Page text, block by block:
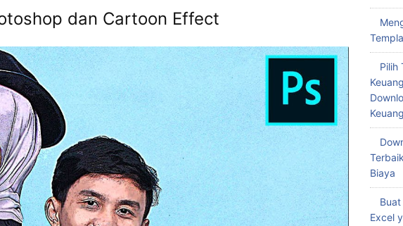
dan Cartoon Effect
Pilih
Biaya
Excel